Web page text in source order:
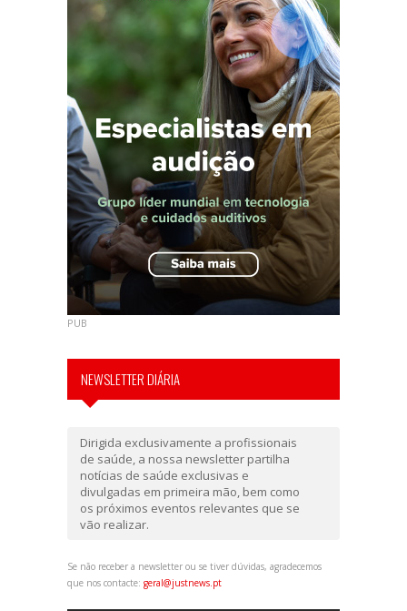
PUB
NEWSLETTER DIÁRIA
Dirigida exclusivamente a profissionais
de saúde, a nossa newsletter partilha
notícias de saúde exclusivas e
divulgadas em primeira mão, bem como
os próximos eventos relevantes que se
vão realizar.
Se não receber a newsletter ou se tiver dúvidas, agradecemos
que nos contacte: geral@justnews.pt